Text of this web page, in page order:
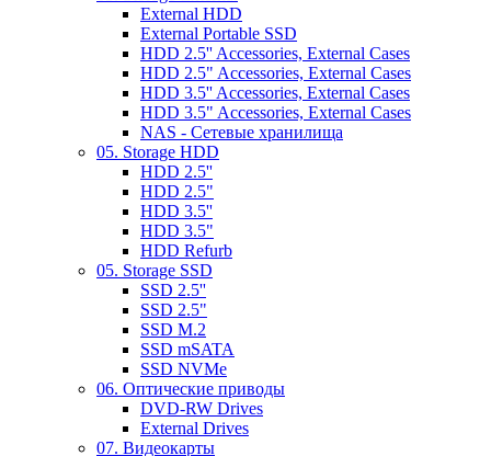
External HDD
External Portable SSD
HDD 2.5'' Accessories, External Cases
HDD 2.5" Accessories, External Cases
HDD 3.5'' Accessories, External Cases
HDD 3.5" Accessories, External Cases
NAS - Сетевые хранилища
05. Storage HDD
HDD 2.5''
HDD 2.5"
HDD 3.5''
HDD 3.5"
HDD Refurb
05. Storage SSD
SSD 2.5''
SSD 2.5"
SSD M.2
SSD mSATA
SSD NVMe
06. Оптические приводы
DVD-RW Drives
External Drives
07. Видеокарты